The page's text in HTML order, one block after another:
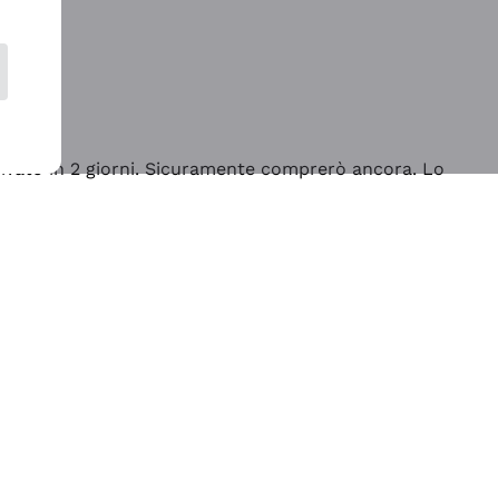
in 2 giorni. Sicuramente comprerò ancora. Lo